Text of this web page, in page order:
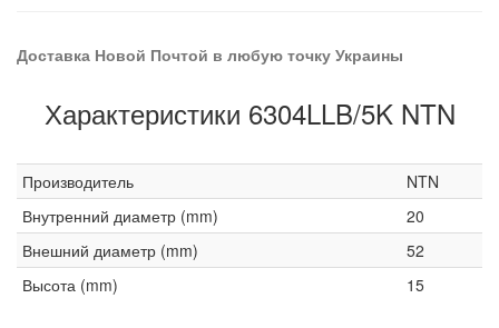
Доставка Новой Почтой в любую точку Украины
Характеристики 6304LLB/5K NTN
Производитель
NTN
Внутренний диаметр (mm)
20
Внешний диаметр (mm)
52
Высота (mm)
15